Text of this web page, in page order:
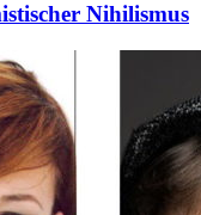
Nihilismus